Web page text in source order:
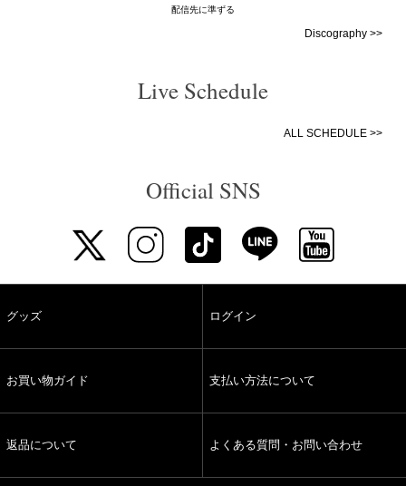
配信先に準ずる
Discography >>
Live Schedule
ALL SCHEDULE >>
Official SNS
グッズ ログイン
お買い物ガイド 支払い方法について
返品について よくある質問・お問い合わせ